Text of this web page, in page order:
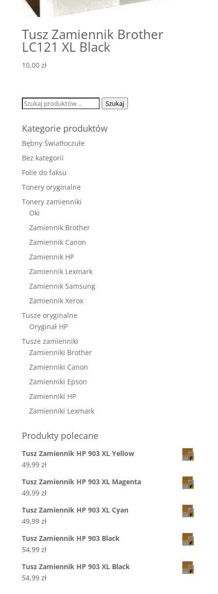
Tusz Zamiennik Brother
LC121 XL Black
10,00 zł
Szukaj: Szukaj
Kategorie produktów
Bębny Światłoczułe
Bez kategorii
Folie do faksu
Tonery oryginalne
Tonery zamienniki
Oki
Zamiennik Brother
Zamiennik Canon
Zamiennik HP
Zamiennik Lexmark
Zamiennik Samsung
Zamiennik Xerox
Tusze oryginalne
Oryginał HP
Tusze zamienniki
Zamienniki Brother
Zamienniki Canon
Zamienniki Epson
Zamienniki HP
Zamienniki Lexmark
Produkty polecane
Tusz Zamiennik HP 903 XL Yellow
49,99 zł
Tusz Zamiennik HP 903 XL Magenta
49,99 zł
Tusz Zamiennik HP 903 XL Cyan
49,99 zł
Tusz Zamiennik HP 903 Black
54,99 zł
Tusz Zamiennik HP 903 XL Black
54,99 zł